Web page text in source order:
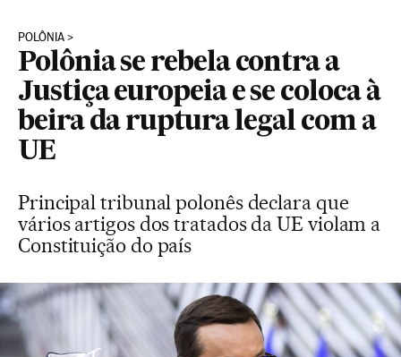
POLÔNIA
Polônia se rebela contra a
Justiça europeia e se coloca à
beira da ruptura legal com a
UE
Principal tribunal polonês declara que
vários artigos dos tratados da UE violam a
Constituição do país